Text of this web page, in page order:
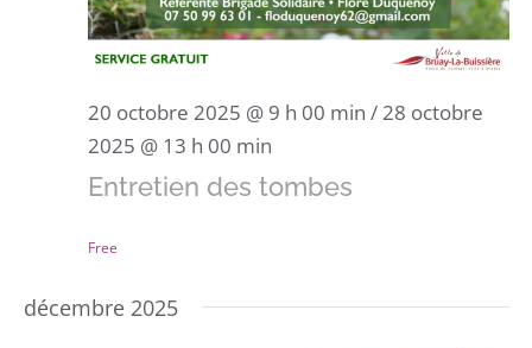
20 octobre 2025 @ 9 h 00 min /28 octobre
2025 @ 13 h 00 min
Entretien des tombes
Free
décembre 2025